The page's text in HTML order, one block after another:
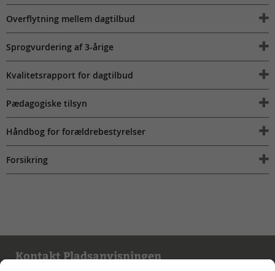
Overflytning mellem dagtilbud
Sprogvurdering af 3-årige
Kvalitetsrapport for dagtilbud
Pædagogiske tilsyn
Håndbog for forældrebestyrelser
Forsikring
Kontakt Pladsanvisningen